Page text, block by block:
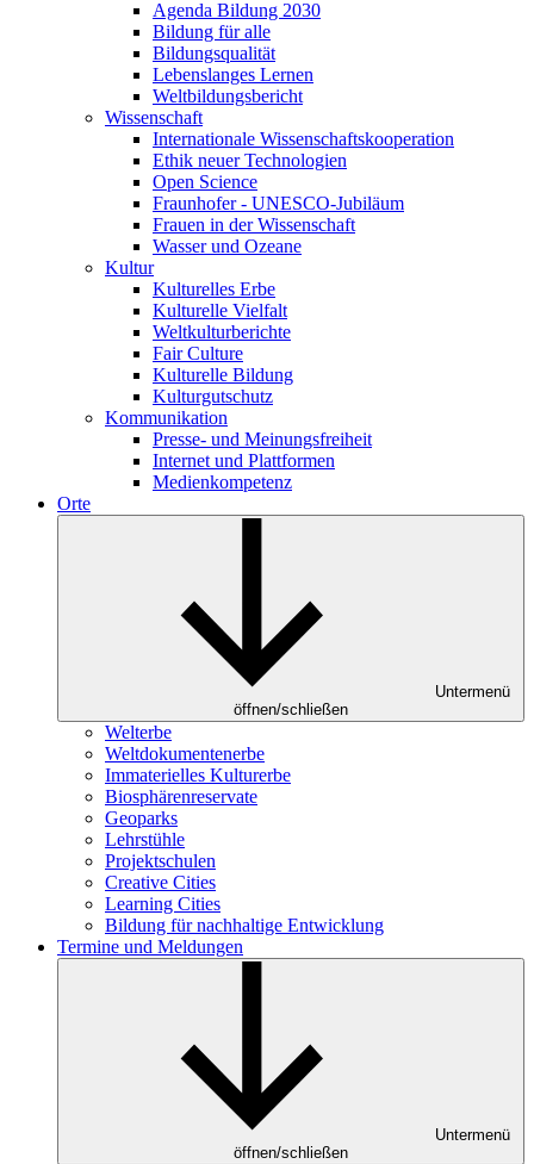
Agenda Bildung 2030
Bildung für alle
Bildungsqualität
Lebenslanges Lernen
Weltbildungsbericht
Wissenschaft
Internationale Wissenschaftskooperation
Ethik neuer Technologien
Open Science
Fraunhofer - UNESCO-Jubiläum
Frauen in der Wissenschaft
Wasser und Ozeane
Kultur
Kulturelles Erbe
Kulturelle Vielfalt
Weltkulturberichte
Fair Culture
Kulturelle Bildung
Kulturgutschutz
Kommunikation
Presse- und Meinungsfreiheit
Internet und Plattformen
Medienkompetenz
Orte
Untermenü
öffnen/schließen
Welterbe
Weltdokumentenerbe
Immaterielles Kulturerbe
Biosphärenreservate
Geoparks
Lehrstühle
Projektschulen
Creative Cities
Learning Cities
Bildung für nachhaltige Entwicklung
Termine und Meldungen
Untermenü
öffnen/schließen